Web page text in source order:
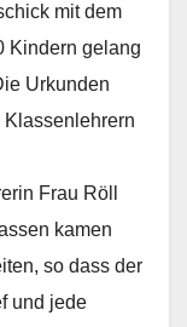
mit dem
Kindern gelang
Urkunden
Frau Röll
kamen
so dass der
und jede